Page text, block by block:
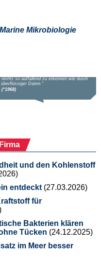
Mikrobiologie
und den Kohlenstoff
entdeckt (27.03.2026)
für
Bakterien klären
Tücken (24.12.2025)
im Meer besser